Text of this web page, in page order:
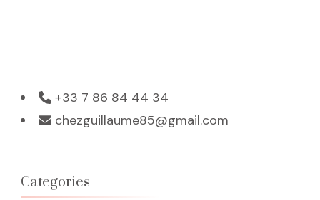
+33 7 86 84 44 34
chezguillaume85@gmail.com
Categories